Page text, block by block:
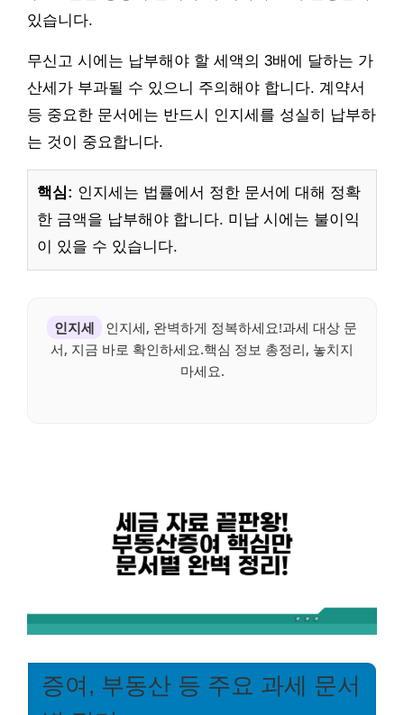
있습니다.
무신고 시에는 납부해야 할 세액의 3배에 달하는 가
산세가 부과될 수 있으니 주의해야 합니다. 계약서
등 중요한 문서에는 반드시 인지세를 성실히 납부하
는 것이 중요합니다.
핵심: 인지세는 법률에서 정한 문서에 대해 정확
한 금액을 납부해야 합니다. 미납 시에는 불이익
이 있을 수 있습니다.
인지세
인지세, 완벽하게 정복하세요!과세 대상 문
서, 지금 바로 확인하세요.핵심 정보 총정리, 놓치지
마세요.
증여, 부동산 등 주요 과세 문서